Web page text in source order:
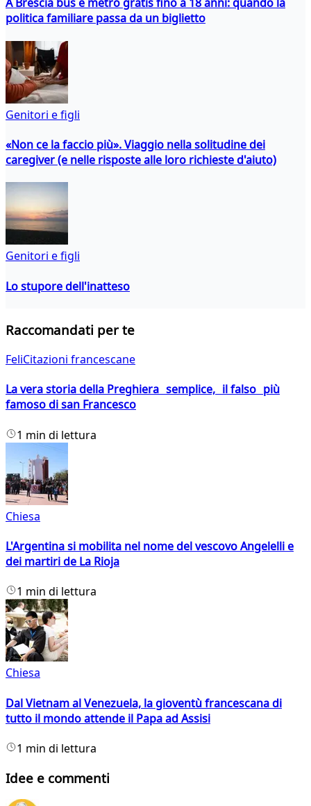
A Brescia bus e metro gratis fino a 18 anni: quando la
politica familiare passa da un biglietto
Genitori e figli
«Non ce la faccio più». Viaggio nella solitudine dei
caregiver (e nelle risposte alle loro richieste d'aiuto)
Genitori e figli
Lo stupore dell'inatteso
Raccomandati per te
FeliCitazioni francescane
La vera storia della Preghiera semplice, il falso più
famoso di san Francesco
1 min di lettura
Chiesa
L'Argentina si mobilita nel nome del vescovo Angelelli e
dei martiri de La Rioja
1 min di lettura
Chiesa
Dal Vietnam al Venezuela, la gioventù francescana di
tutto il mondo attende il Papa ad Assisi
1 min di lettura
Idee e commenti